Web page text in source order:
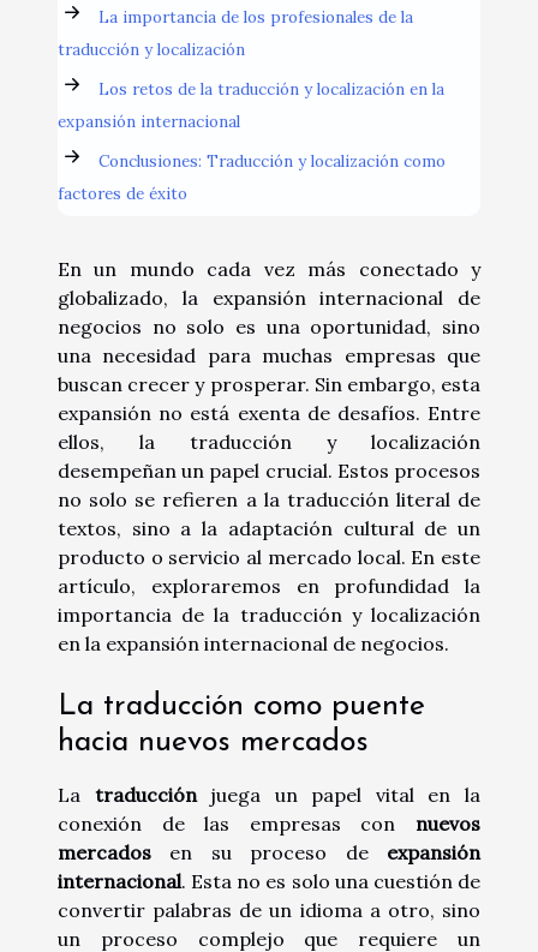
La importancia de los profesionales de la
traducción y localización
Los retos de la traducción y localización en la
expansión internacional
Conclusiones: Traducción y localización como
factores de éxito
En un mundo cada vez más conectado y
globalizado, la expansión internacional de
negocios no solo es una oportunidad, sino
una necesidad para muchas empresas que
buscan crecer y prosperar. Sin embargo, esta
expansión no está exenta de desafíos. Entre
ellos, la traducción y localización
desempeñan un papel crucial. Estos procesos
no solo se refieren a la traducción literal de
textos, sino a la adaptación cultural de un
producto o servicio al mercado local. En este
artículo, exploraremos en profundidad la
importancia de la traducción y localización
en la expansión internacional de negocios.
La traducción como puente
hacia nuevos mercados
La traducciónjuega un papel vital en la
conexión de las empresas con nuevos
mercados en su proceso de expansión
internacional. Esta no es solo una cuestión de
convertir palabras de un idioma a otro, sino
un proceso complejo que requiere un